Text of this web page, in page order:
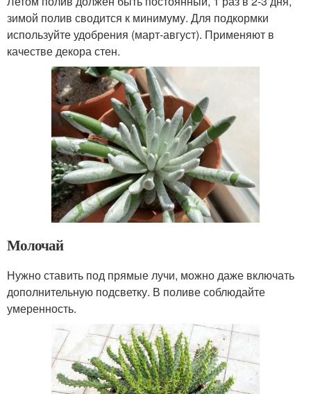
зимой полив сводится к минимуму. Для подкормки
используйте удобрения (март-август). Применяют в
качестве декора стен.
Молочай
Нужно ставить под прямые лучи, можно даже включать
дополнительную подсветку. В поливе соблюдайте
умеренность.